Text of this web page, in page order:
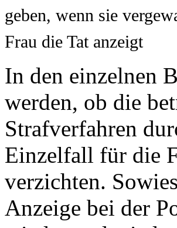
geben, wenn sie
Frau die Tat anzeigt
In den einzelnen
werden, ob die
Strafverfahren
Einzelfall für die
verzichten.
Anzeige bei der